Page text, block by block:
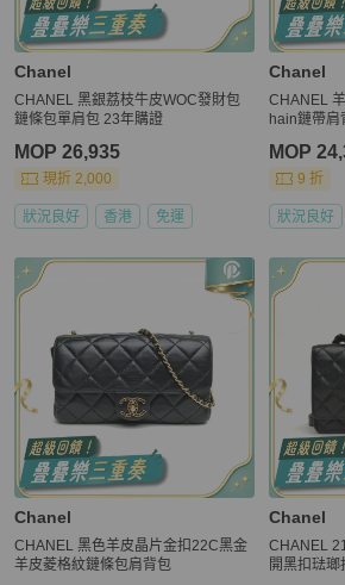
Chanel
CHANEL 黑銀荔枝牛皮WOC發財包
鏈條包單肩包 23年購證
MOP 26,935
現折 2,000
狀況良好 香港 免運
Chanel
CHANEL
hain鏈帶肩
MOP
9 折
狀況良好
Chanel
CHANEL 黑色羊皮晶片金扣22C黑金
羊皮菱格紋鏈條包肩背包
Chanel
CHANEL
開黑扣琺瑯